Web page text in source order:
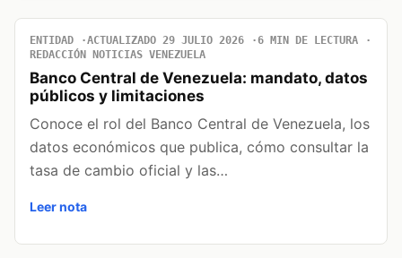
ENTIDAD ACTUALIZADO 29 JULIO 2026
6 MIN DE LECTURA
REDACCIÓN NOTICIAS VENEZUELA
Banco Central de Venezuela: mandato, datos
públicos y limitaciones
Conoce el rol del Banco Central de Venezuela, los
datos económicos que publica, cómo consultar la
tasa de cambio oficial y las…
Leer nota